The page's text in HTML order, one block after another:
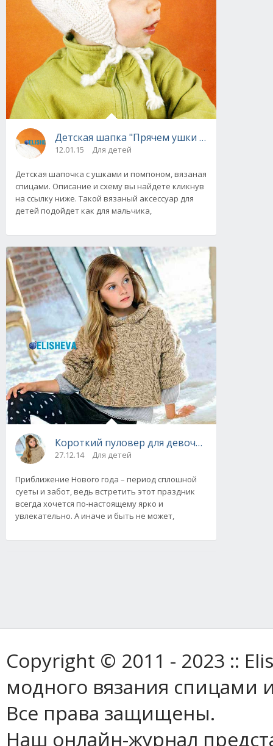
Детская шапка "Прячем ушки на макушке",
12.01.15 Для детей
Детская шапочка с ушками и помпоном, вязаная
спицами. Описание и схему вы найдете кликнув
на ссылку ниже. Такой вязаный аксессуар для
детей подойдет как для мальчика,
27.12.14 Для детей
Приближение Нового года – период сплошной
суеты и забот, ведь встретить этот праздник
всегда хочется по-настоящему ярко и
увлекательно. А иначе и быть не может,
Copyright © 2011 - 2023 ::
модного вязания спицами
Все права защищены.
Наш онлайн-журнал